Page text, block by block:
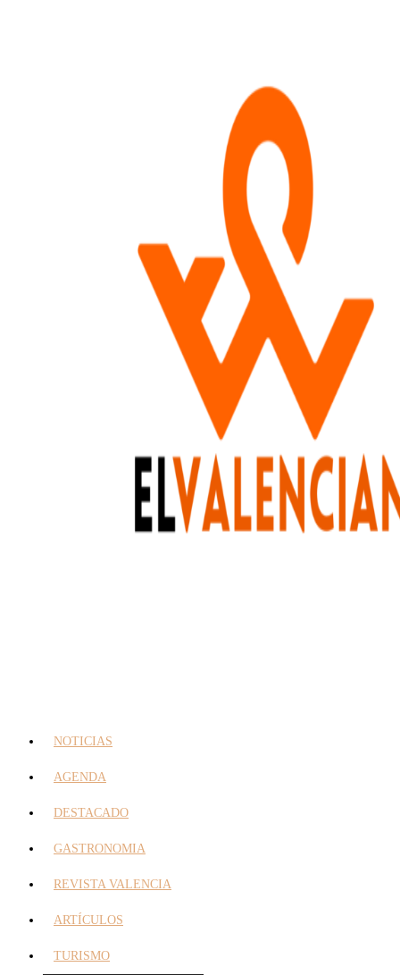
NOTICIAS
AGENDA
DESTACADO
GASTRONOMIA
REVISTA VALENCIA
ARTÍCULOS
TURISMO